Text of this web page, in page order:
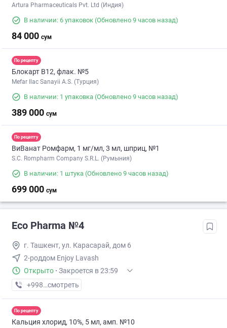
Artura Pharmaceuticals Pvt. Ltd (Индия)
В наличии: 6 упаковок (Обновлено 9 часов назад)
84 000 сум
По рецепту
Блокарт B12, флак. №5
Mefar Ilac Sanayii A.S. (Турция)
В наличии: 1 упаковка (Обновлено 9 часов назад)
389 000 сум
По рецепту
ВиВанат Ромфарм, 1 мг/мл, 3 мл, шприц, №1
S.C. Rompharm Company S.R.L. (Румыния)
В наличии: 1 штука (Обновлено 9 часов назад)
699 000 сум
Eco Pharma №4
г. Ташкент, ул. Карасарай, дом 6
2-роддом Enjoy Lavash
Открыто · Закроется в 23:59
+998 (55) XXX-XX-XX
смотреть
По рецепту
Кальция хлорид, 10%, 5 мл, амп. №10